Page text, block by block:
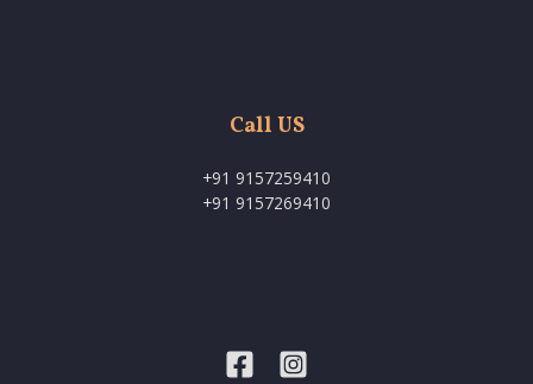
Call US
+91 9157259410
+91 9157269410